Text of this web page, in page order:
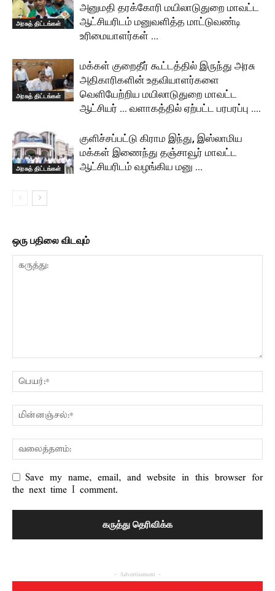
அரசுத் திட்டங்கள்
அனுமதி தரக்கோரி மயிலாடுதுறை மாவட்ட
ஆட்சியரிடம் மனுவளித்த மாட்டுவண்டி
உரிமையாளர்கள் …
அரசுத் திட்டங்கள்
மக்கள் குறைதீர் கூட்டத்தில் இருந்து அரசு
அதிகாரிகளின் உதவியாளர்களை
வெளியேற்றிய மயிலாடுதுறை மாவட்ட
ஆட்சியர் … வளாகத்தில் ஏற்பட்ட பரபரப்பு ….
அரசுத் திட்டங்கள்
குளிச்சப்பட்டு கிராம இந்து, இஸ்லாமிய
மக்கள் இணைந்து தஞ்சாவூர் மாவட்ட
ஆட்சியரிடம் வழங்கிய மனு …
ஒரு பதிலை விடவும்
Save my name, email, and website in this browser for
the next time I comment.
- Advertisement -